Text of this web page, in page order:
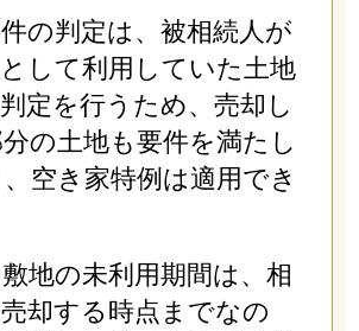
の判定は、被相続人が
して利用していた土地
定を行うため、売却し
の土地も要件を満たし
空き家特例は適用でき
地の未利用期間は、相
却する時点までなの